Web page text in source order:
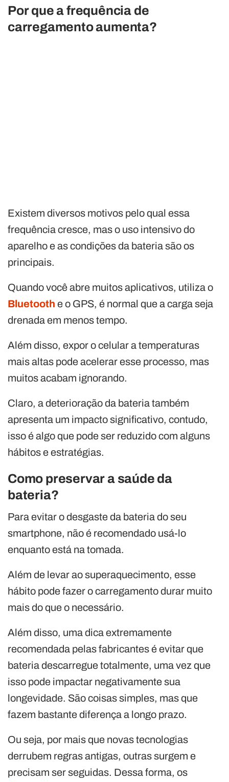
Por que a frequência de
carregamento aumenta?
Existem diversos motivos pelo qual essa
frequência cresce, mas o uso intensivo do
aparelho e as condições da bateria são os
principais.
Quando você abre muitos aplicativos, utiliza o
Bluetooth e o GPS, é normal que a carga seja
drenada em menos tempo.
Além disso, expor o celular a temperaturas
mais altas pode acelerar esse processo, mas
muitos acabam ignorando.
Claro, a deterioração da bateria também
apresenta um impacto significativo, contudo,
isso é algo que pode ser reduzido com alguns
hábitos e estratégias.
Como preservar a saúde da
bateria?
Para evitar o desgaste da bateria do seu
smartphone, não é recomendado usá-lo
enquanto está na tomada.
Além de levar ao superaquecimento, esse
hábito pode fazer o carregamento durar muito
mais do que o necessário.
Além disso, uma dica extremamente
recomendada pelas fabricantes é evitar que
bateria descarregue totalmente, uma vez que
isso pode impactar negativamente sua
longevidade. São coisas simples, mas que
fazem bastante diferença a longo prazo.
Ou seja, por mais que novas tecnologias
derrubem regras antigas, outras surgem e
precisam ser seguidas. Dessa forma, os